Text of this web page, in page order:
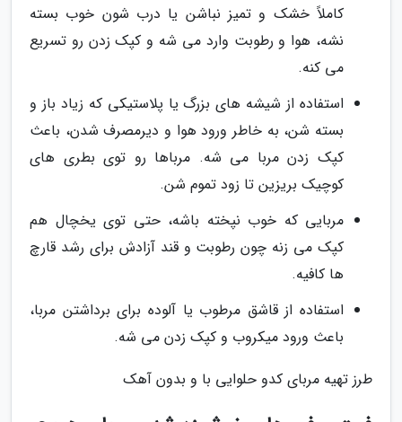
کاملاً خشک و تمیز نباشن یا درب شون خوب بسته
نشه، هوا و رطوبت وارد می شه و کپک زدن رو تسریع
می کنه.
استفاده از شیشه های بزرگ یا پلاستیکی که زیاد باز و
بسته شن، به خاطر ورود هوا و دیرمصرف شدن، باعث
کپک زدن مربا می شه. مرباها رو توی بطری های
کوچیک بریزین تا زود تموم شن.
مربایی که خوب نپخته باشه، حتی توی یخچال هم
کپک می زنه چون رطوبت و قند آزادش برای رشد قارچ
ها کافیه.
استفاده از قاشق مرطوب یا آلوده برای برداشتن مربا،
باعث ورود میکروب و کپک زدن می شه.
طرز تهیه مربای کدو حلوایی با و بدون آهک